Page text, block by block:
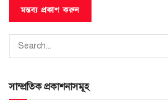
সাম্প্রতিক প্রকাশনাসমূহ